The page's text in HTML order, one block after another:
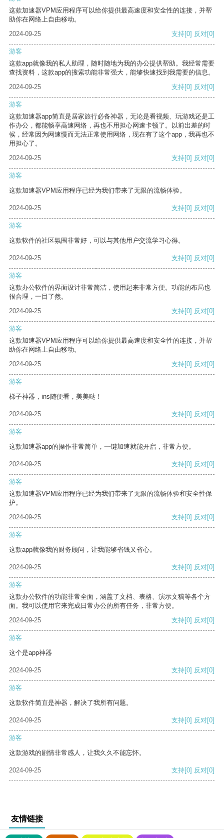
这款加速器VPM应用程序可以给你提供最高速度和安全性的连接，并帮
助你在网络上自由移动。
2024-09-25
支持[0] 反对[0]
游客
这款app就像我的私人助理，随时随地为我的办公提供帮助。我经常需要
查找资料，这款app的搜索功能非常强大，能够快速找到我需要的信息。
2024-09-25
支持[0] 反对[0]
游客
这款加速器app简直是居家旅行必备神器，无论是看视频、玩游戏还是工
作办公，都能畅享高速网络，再也不用担心网速卡顿了。以前出差的时
候，经常因为网速慢而无法正常使用网络，现在有了这个app，我再也不
用担心了。
2024-09-25
支持[0] 反对[0]
游客
这款加速器VPM应用程序已经为我们带来了无限的流畅体验。
2024-09-25 支持[0] 反对[0]
游客
这款软件的社区氛围非常好，可以与其他用户交流学习心得。
2024-09-25 支持[0] 反对[0]
游客
这款办公软件的界面设计非常简洁，使用起来非常方便。功能的布局也
很合理，一目了然。
2024-09-25
支持[0] 反对[0]
游客
这款加速器VPM应用程序可以给你提供最高速度和安全性的连接，并帮
助你在网络上自由移动。
2024-09-25
支持[0] 反对[0]
游客
梯子神器，ins随便看，美美哒！
2024-09-25 支持[0] 反对[0]
游客
这款加速器app的操作非常简单，一键加速就能开启，非常方便。
2024-09-25 支持[0] 反对[0]
游客
这款加速器VPM应用程序已经为我们带来了无限的流畅体验和安全性保
护。
2024-09-25
支持[0] 反对[0]
游客
这款app就像我的财务顾问，让我能够省钱又省心。
2024-09-25 支持[0] 反对[0]
游客
这款办公软件的功能非常全面，涵盖了文档、表格、演示文稿等各个方
面。我可以使用它来完成日常办公的所有任务，非常方便。
2024-09-25
支持[0] 反对[0]
游客
这个是app神器
2024-09-25 支持[0] 反对[0]
游客
这款软件简直是神器，解决了我所有问题。
2024-09-25 支持[0] 反对[0]
游客
这款游戏的剧情非常感人，让我久久不能忘怀。
2024-09-25 支持[0] 反对[0]
友情链接